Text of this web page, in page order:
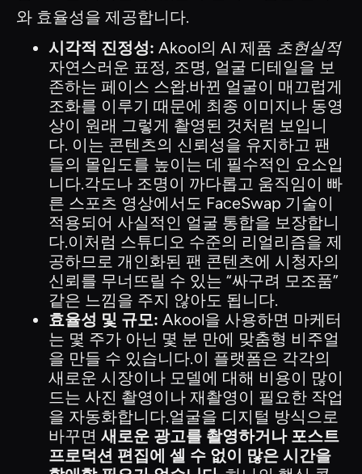
와 효율성을 제공합니다.
시각적 진정성: Akool의 AI 제품 초현실적
자연스러운 표정, 조명, 얼굴 디테일을 보
존하는 페이스 스왑.바뀐 얼굴이 매끄럽게
조화를 이루기 때문에 최종 이미지나 동영
상이 원래 그렇게 촬영된 것처럼 보입니
다. 이는 콘텐츠의 신뢰성을 유지하고 팬
들의 몰입도를 높이는 데 필수적인 요소입
니다.각도나 조명이 까다롭고 움직임이 빠
른 스포츠 영상에서도 FaceSwap 기술이
적용되어 사실적인 얼굴 통합을 보장합니
다.이처럼 스튜디오 수준의 리얼리즘을 제
공하므로 개인화된 팬 콘텐츠에 시청자의
신뢰를 무너뜨릴 수 있는 “싸구려 모조품”
같은 느낌을 주지 않아도 됩니다.
효율성 및 규모: Akool을 사용하면 마케터
는 몇 주가 아닌 몇 분 만에 맞춤형 비주얼
을 만들 수 있습니다.이 플랫폼은 각각의
새로운 시장이나 모델에 대해 비용이 많이
드는 사진 촬영이나 재촬영이 필요한 작업
을 자동화합니다.얼굴을 디지털 방식으로
바꾸면 새로운 광고를 촬영하거나 포스트
프로덕션 편집에 셀 수 없이 많은 시간을